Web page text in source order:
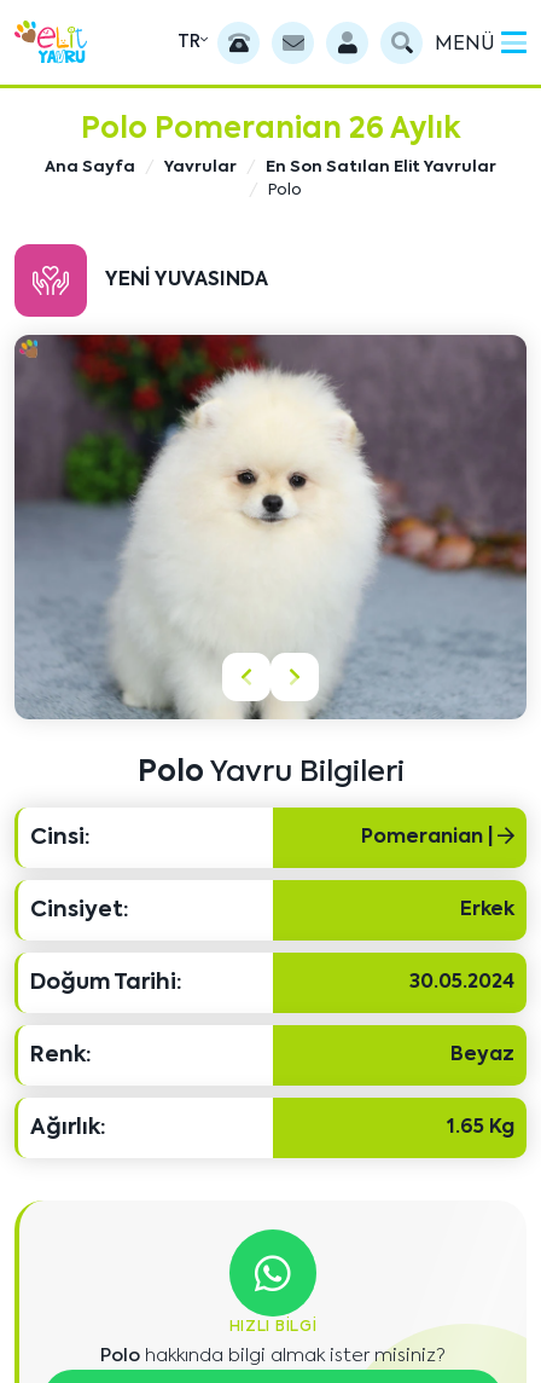
TR MENÜ
Polo Pomeranian 26 Aylık
Ana Sayfa Yavrular
En Son Satılan Elit Yavrular
Polo
YENI YUVASINDA
Önceki
içeriği
Sonraki
içeriği
Polo Yavru Bilgileri
Cinsi: Pomeranian |
Cinsiyet: Erkek
Doğum Tarihi: 30.05.2024
Renk: Beyaz
Ağırlık: 1.65 Kg
HIZLI BILGI
Polo hakkında bilgi almak ister misiniz?